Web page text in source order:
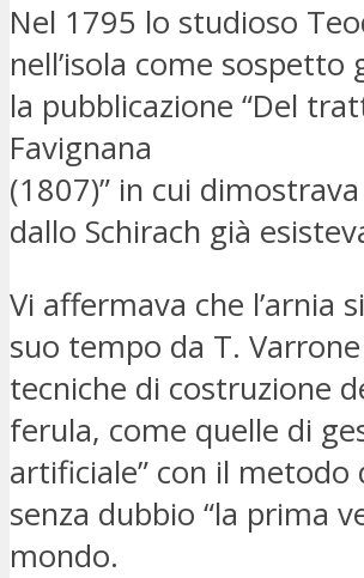
Nel 1795 lo studioso
nell’isola come
la pubblicazione “Del
Favignana
(1807)” in cui
dallo Schirach già
Vi affermava che l’arnia
suo tempo da T.
tecniche di costruzione
ferula, come quelle di
artificiale” con il metodo
senza dubbio “la prima
mondo.